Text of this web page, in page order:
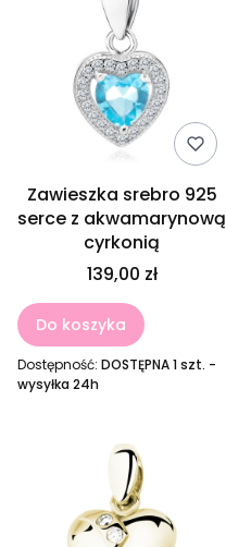
Zawieszka srebro 925
serce z akwamarynową
cyrkonią
139,00 zł
Do koszyka
Dostępność: DOSTĘPNA 1 szt. -
wysyłka 24h